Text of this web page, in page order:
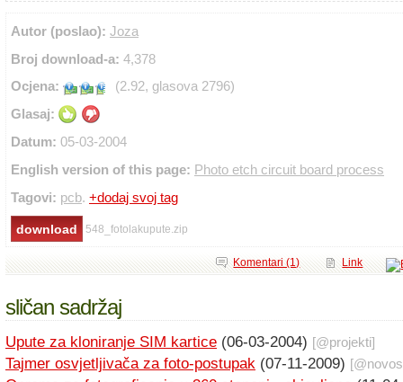
Autor (poslao): Joza
Broj download-a: 4,378
Ocjena:
(2.92, glasova 2796)
Glasaj:
Datum: 05-03-2004
English version of this page: Photo etch circuit board process
Tagovi: pcb. +dodaj svoj tag
548_fotolakupute.zip
Link
Komentari (1)
sličan sadržaj
Upute za kloniranje SIM kartice (06-03-2004) [@projekti]
Tajmer osvjetljivača za foto-postupak (07-11-2009) [@